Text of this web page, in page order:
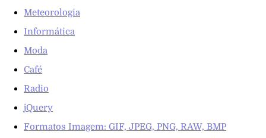
Meteorologia
Informática
Moda
Café
Radio
jQuery
Formatos Imagem: GIF, JPEG, PNG, RAW, BMP